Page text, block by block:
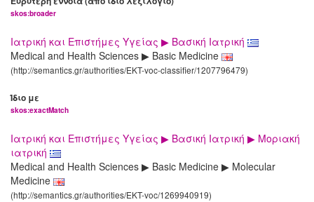
skos:broader
Ιατρική και Επιστήμες Υγείας ▶ Βασική Ιατρική
Medical and Health Sciences ▶ Basic Medicine
(http://semantics.gr/authorities/EKT-voc-classifier/1207796479)
Ίδιο με
skos:exactMatch
Ιατρική και Επιστήμες Υγείας ▶ Βασική Ιατρική ▶ Μοριακή
ιατρική
Medical and Health Sciences ▶ Basic Medicine ▶ Molecular
Medicine
(http://semantics.gr/authorities/EKT-voc/1269940919)